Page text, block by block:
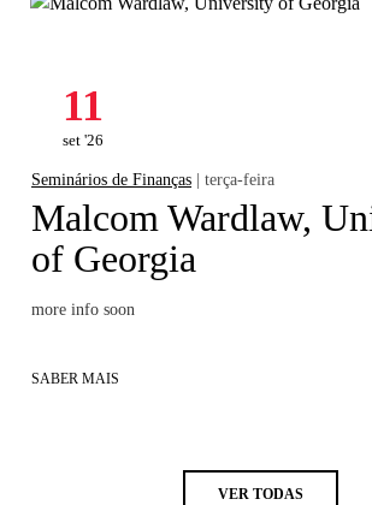
11
set '26
Seminários de Finanças | terça-feira
Malcom Wardlaw,
of Georgia
more info soon
SABER MAIS
VER TODAS